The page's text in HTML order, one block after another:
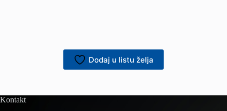
Dodaj u listu želja
Kontakt